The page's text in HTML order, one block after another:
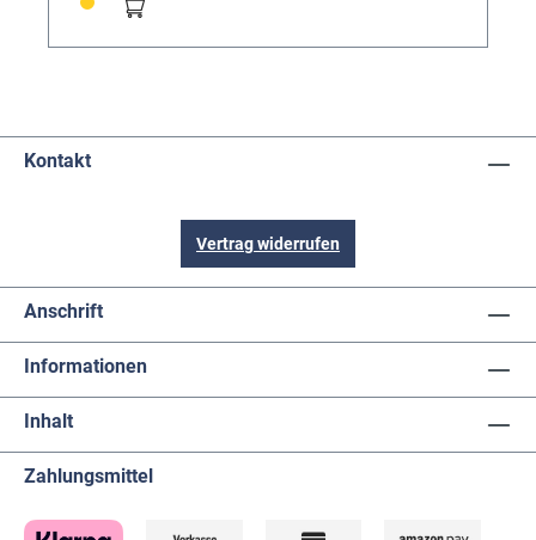
Kontakt
Vertrag widerrufen
Anschrift
Informationen
Inhalt
Zahlungsmittel